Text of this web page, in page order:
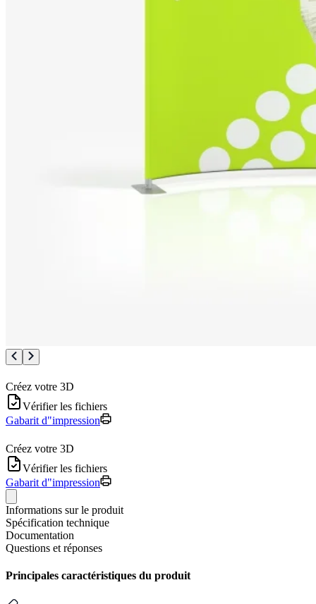
Créez votre 3D
Vérifier les fichiers
Gabarit d"impression
Créez votre 3D
Vérifier les fichiers
Gabarit d"impression
Informations sur le produit
Spécification technique
Documentation
Questions et réponses
Principales caractéristiques du produit